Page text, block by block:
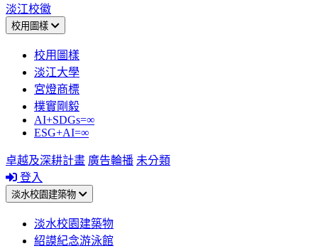
淡江校徽
校用圖樣
校用圖樣
淡江大學
宮燈商標
樸實剛毅
AI+SDGs=∞
ESG+AI=∞
卓越及深耕計畫 廣告輪播 未分類
登入
淡水校園建築物
淡水校園建築物
紹謨紀念游泳館